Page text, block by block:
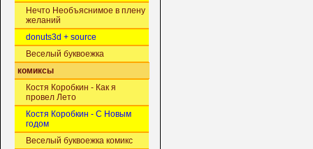
Нечто Необъяснимое в плену
желаний
donuts3d + source
Веселый буквоежка
комиксы
Костя Коробкин - Как я
провел Лето
Костя Коробкин - С Новым
годом
Веселый буквоежка комикс